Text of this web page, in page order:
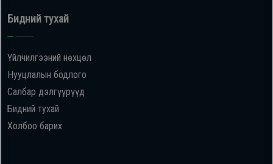
Бидний тухай
Үйлчилгээний нөхцөл
Нууцлалын бодлого
Салбар дэлгүүрүүд
Бидний тухай
Холбоо барих